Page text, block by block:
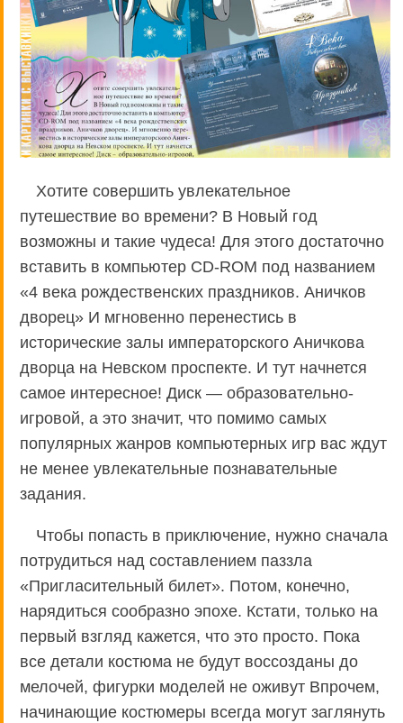
Хотите совершить увлекательное
путешествие во времени? В Новый год
возможны и такие чудеса! Для этого достаточно
вставить в компьютер CD-ROM под названием
«4 века рождественских праздников. Аничков
дворец» И мгновенно перенестись в
исторические залы императорского Аничкова
дворца на Невском проспекте. И тут начнется
самое интересное! Диск — образовательно-
игровой, а это значит, что помимо самых
популярных жанров компьютерных игр вас ждут
не менее увлекательные познавательные
задания.
Чтобы попасть в приключение, нужно сначала
потрудиться над составлением паззла
«Пригласительный билет». Потом, конечно,
нарядиться сообразно эпохе. Кстати, только на
первый взгляд кажется, что это просто. Пока
все детали костюма не будут воссозданы до
мелочей, фигурки моделей не оживут Впрочем,
начинающие костюмеры всегда могут заглянуть